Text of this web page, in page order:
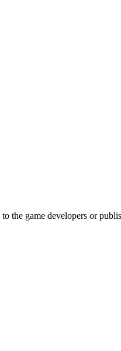
the game developers or